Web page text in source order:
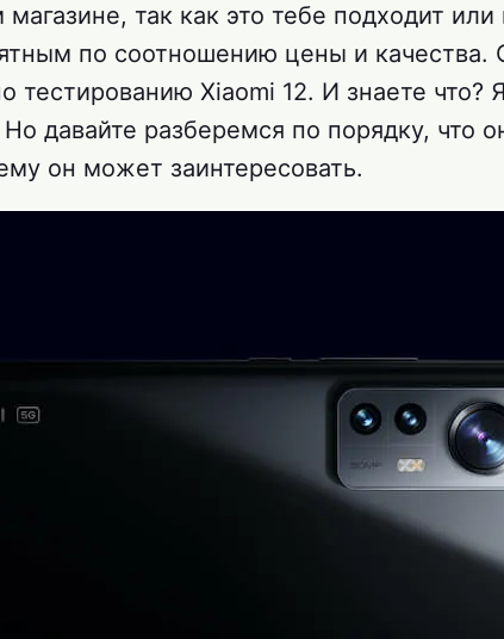
так как это тебе подходит или
по соотношению цены и качества.
тестированию Xiaomi 12. И знаете что?
давайте разберемся по порядку, что
он может заинтересовать.